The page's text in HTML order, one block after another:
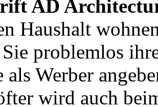
AD
Haushalt
problemlos
als Werber
wird auch